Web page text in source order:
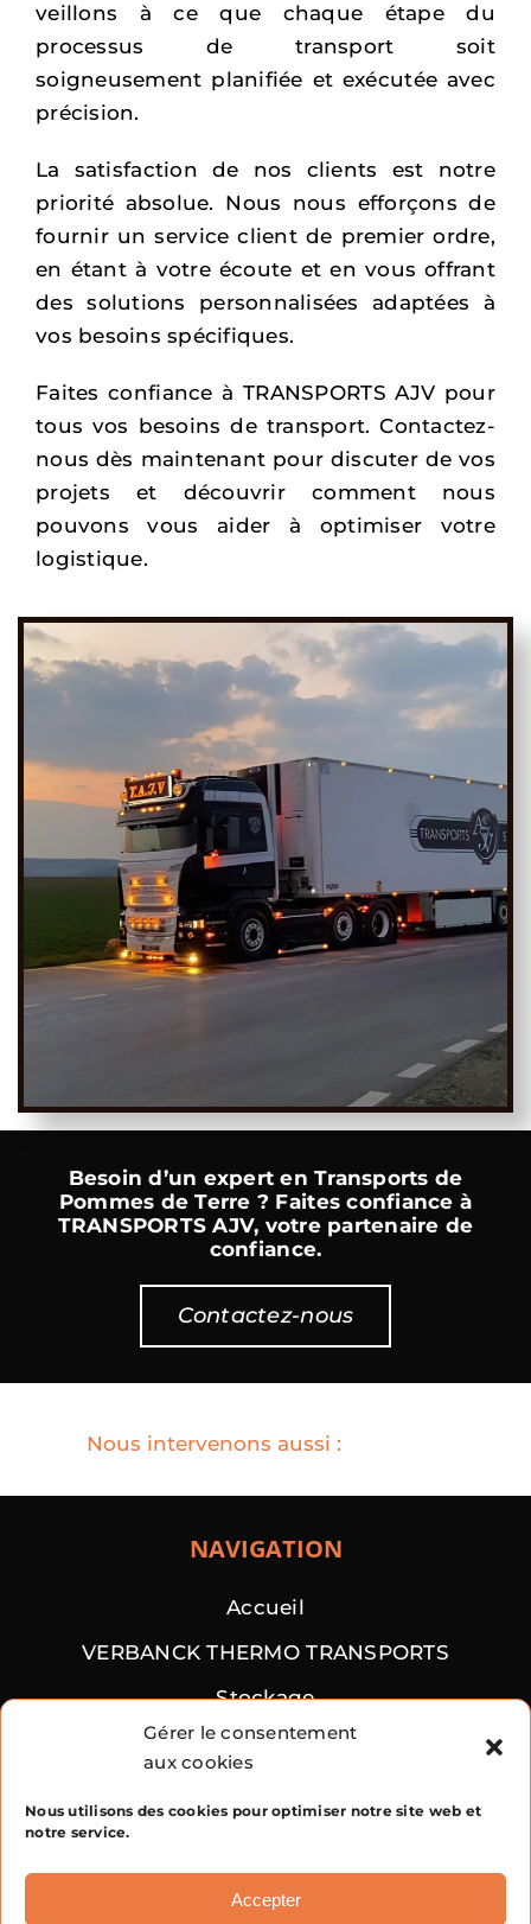
Gérer le consentement
aux cookies
Nous utilisons des cookies pour optimiser notre site web et
notre service.
Accepter
veillons à ce que chaque étape du
processus de transport soit
soigneusement planifiée et exécutée avec
précision.
La satisfaction de nos clients est notre
priorité absolue. Nous nous efforçons de
fournir un service client de premier ordre,
en étant à votre écoute et en vous offrant
des solutions personnalisées adaptées à
vos besoins spécifiques.
Faites confiance à TRANSPORTS AJV pour
tous vos besoins de transport. Contactez-
nous dès maintenant pour discuter de vos
projets et découvrir comment nous
pouvons vous aider à optimiser votre
logistique.
Besoin d’un expert en Transports de
Pommes de Terre ? Faites confiance à
TRANSPORTS AJV, votre partenaire de
confiance.
Contactez-nous
Nous intervenons aussi :
NAVIGATION
Accueil
VERBANCK THERMO TRANSPORTS
Stockage
Transports vrac
TRANSPORTS AJV